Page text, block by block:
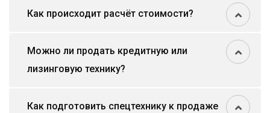
Как происходит расчёт стоимости?
Можно ли продать кредитную или
лизинговую технику?
Как подготовить спецтехнику к продаже